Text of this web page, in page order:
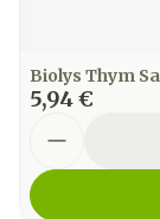
Biolys Thym
5,94 €